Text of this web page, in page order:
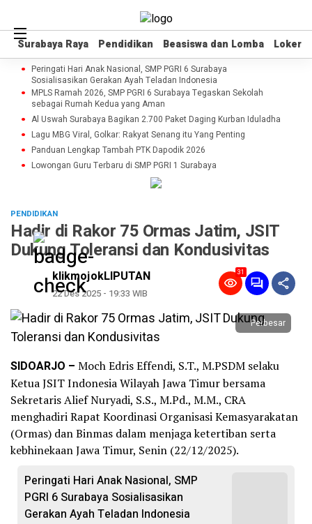
Surabaya Raya Pendidikan Beasiswa dan Lomba Loker
Surabaya Raya Pendidikan Beasiswa dan Lomba Loker
Peringati Hari Anak Nasional, SMP PGRI 6 Surabaya
Sosialisasikan Gerakan Ayah Teladan Indonesia
MPLS Ramah 2026, SMP PGRI 6 Surabaya Tegaskan Sekolah
sebagai Rumah Kedua yang Aman
Al Uswah Surabaya Bagikan 2.700 Paket Daging Kurban Iduladha
Lagu MBG Viral, Golkar: Rakyat Senang itu Yang Penting
Panduan Lengkap Tambah PTK Dapodik 2026
Lowongan Guru Terbaru di SMP PGRI 1 Surabaya
PENDIDIKAN
Hadir di Rakor 75 Ormas Jatim, JSIT
Dukung Toleransi dan Kondusivitas
klikmojokLIPUTAN
22 Des 2025 - 19:33 WIB
31
Perbesar
SIDOARJO – Moch Edris Effendi, S.T., M.PSDM selaku
Ketua JSIT Indonesia Wilayah Jawa Timur bersama
Sekretaris Alief Nuryadi, S.S., M.Pd., M.M., CRA
menghadiri Rapat Koordinasi Organisasi Kemasyarakatan
(Ormas) dan Binmas dalam menjaga ketertiban serta
kebhinekaan Jawa Timur, Senin (22/12/2025).
Peringati Hari Anak Nasional, SMP
PGRI 6 Surabaya Sosialisasikan
Gerakan Ayah Teladan Indonesia